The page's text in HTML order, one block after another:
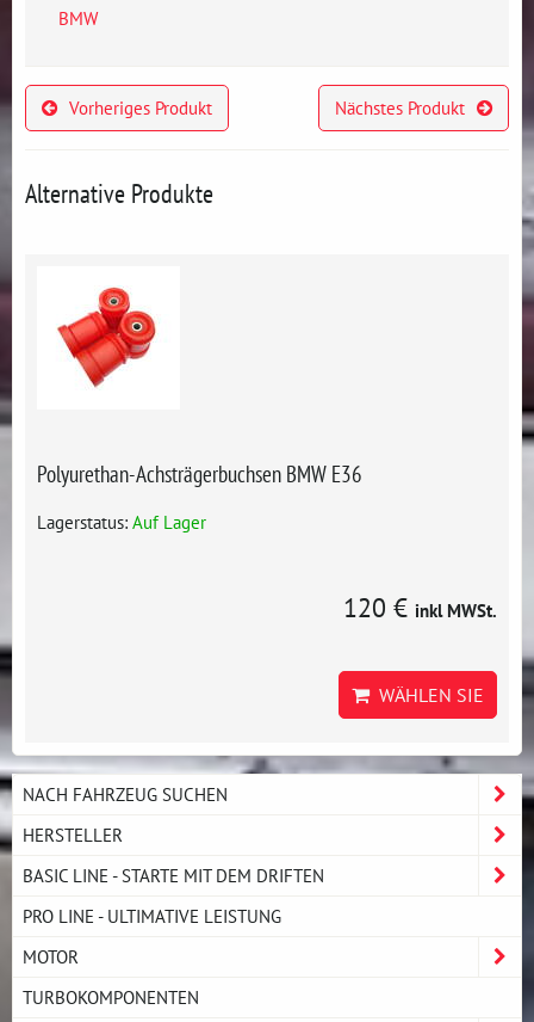
BMW
Vorheriges Produkt Nächstes Produkt
Alternative Produkte
Polyurethan-Achsträgerbuchsen BMW E36
Lagerstatus: Auf Lager
120 € inkl MWSt.
WÄHLEN SIE
NACH FAHRZEUG SUCHEN
HERSTELLER
BASIC LINE - STARTE MIT DEM DRIFTEN
PRO LINE - ULTIMATIVE LEISTUNG
MOTOR
TURBOKOMPONENTEN